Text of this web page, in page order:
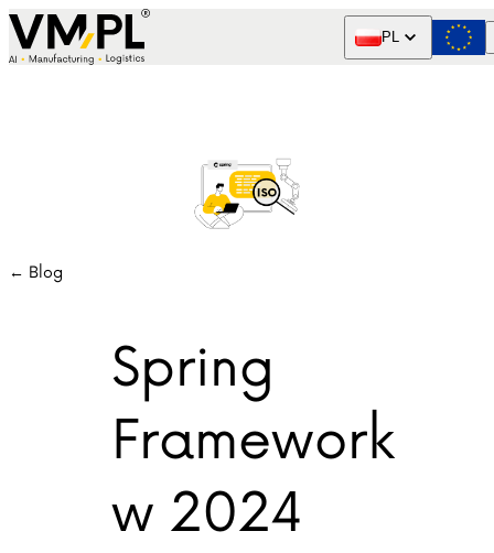
Skip to content
PL
← Blog
Spring
Framework
w 2024